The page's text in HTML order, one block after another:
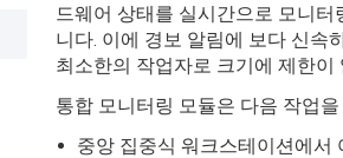
드웨어 상태를 실시간으로 모니
니다. 이에 경보 알림에 보다 신속
최소한의 작업자로 크기에 제한
통합 모니터링 모듈은 다음 작업
중앙 집중식 워크스테이션에서